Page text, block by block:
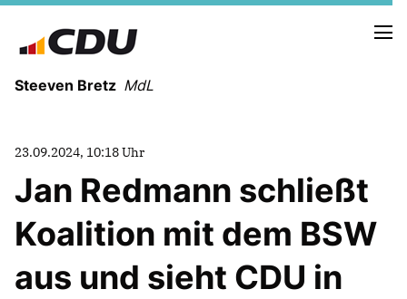
Steeven Bretz MdL
VITA
WAHLKREISBESUCHE
PRESSEFOTOS
MEIN BÜRGERBÜRO
23.09.2024, 10:18 Uhr
Jan Redmann schließt
Koalition mit dem BSW
aus und sieht CDU in